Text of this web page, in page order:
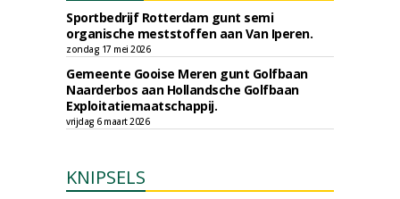
Sportbedrijf Rotterdam gunt semi
organische meststoffen aan Van Iperen.
zondag 17 mei 2026
Gemeente Gooise Meren gunt Golfbaan
Naarderbos aan Hollandsche Golfbaan
Exploitatiemaatschappij.
vrijdag 6 maart 2026
KNIPSELS